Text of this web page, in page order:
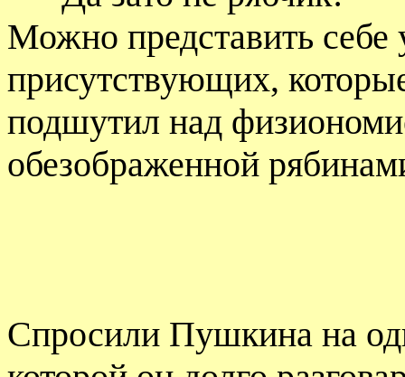
Можно представить
присутствующих,
подшутил над
обезображенной
Спросили Пушкина на